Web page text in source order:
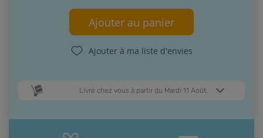
Ajouter au panier
Ajouter à ma liste d'envies
Livré chez vous à partir du Mardi 11 Août.